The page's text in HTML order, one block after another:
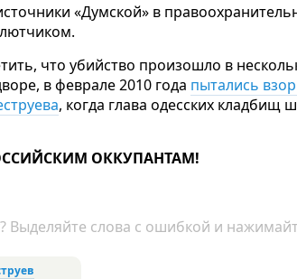
«Думской» в
что убийство произошло в
в феврале 2010 года пытались
, когда глава одесских кладбищ
ОККУПАНТАМ!
Выделяйте слова с ошибкой и